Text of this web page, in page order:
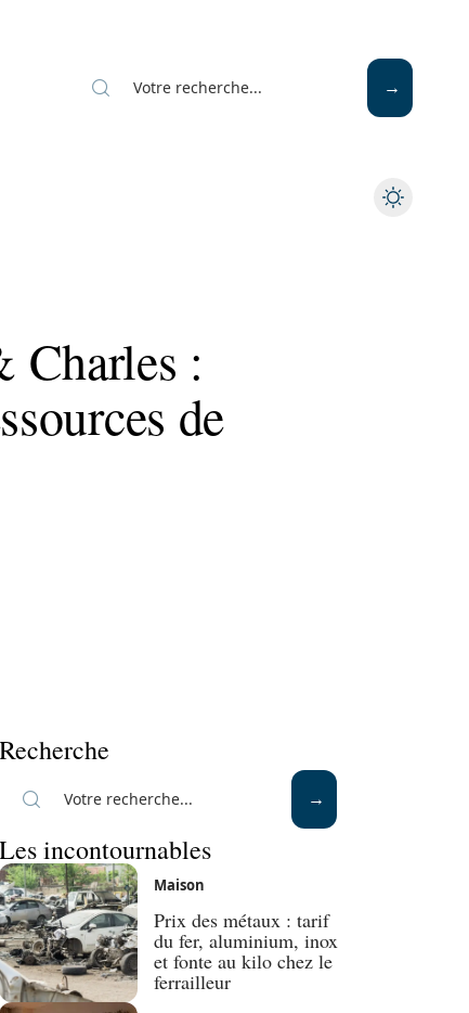
Charles :
de
Recherche
Les incontournables
Maison
Prix des métaux : tarif
du fer, aluminium, inox
et fonte au kilo chez le
ferrailleur